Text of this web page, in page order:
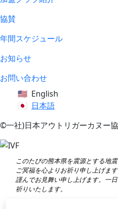
協賛
年間スケジュール
お知らせ
お問い合わせ
English
日本語
©一社)日本アウトリガーカヌー
このたびの熊本県を震源とする地
ご冥福を心よりお祈り申し上げま
謹んでお見舞い申し上げます。一
祈りいたします。